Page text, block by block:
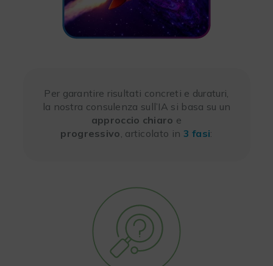
Per garantire risultati concreti e duraturi,
la nostra consulenza sull’IA si basa su un
approccio chiaro e
progressivo, articolato in 3 fasi: